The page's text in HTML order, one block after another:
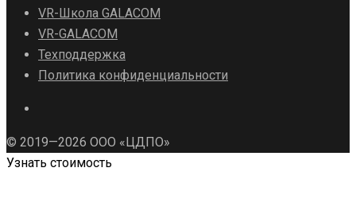
VR-Школа GALACOM
VR-GALACOM
Техподдержка
Политика конфиденциальности
© 2019—2026 ООО «ЦДПО»
Узнать стоимость